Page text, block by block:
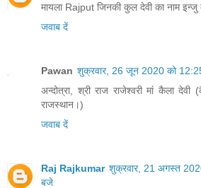
मायला Rajput जिनकी कुल देवी का नाम इन्जु
जवाब दें
Pawan शुक्रवार, 26 जून 2020 को
अन्दोत्रा, श्री राज राजेश्वरी मां कैला देवी
राजस्थान।)
जवाब दें
Raj Rajkumar शुक्रवार, 21 अगस्त
बजे